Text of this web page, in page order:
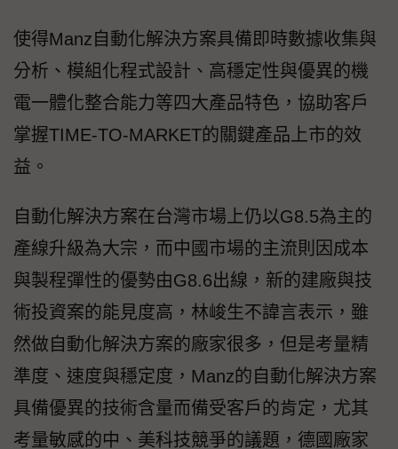
使得Manz自動化解決方案具備即時數據收集與
分析、模組化程式設計、高穩定性與優異的機
電一體化整合能力等四大產品特色，協助客戶
掌握TIME-TO-MARKET的關鍵產品上市的效
益。
自動化解決方案在台灣市場上仍以G8.5為主的
產線升級為大宗，而中國市場的主流則因成本
與製程彈性的優勢由G8.6出線，新的建廠與技
術投資案的能見度高，林峻生不諱言表示，雖
然做自動化解決方案的廠家很多，但是考量精
準度、速度與穩定度，Manz的自動化解決方案
具備優異的技術含量而備受客戶的肯定，尤其
考量敏感的中、美科技競爭的議題，德國廠家